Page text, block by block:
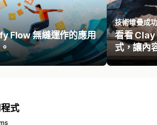
Flow 無縫運作的應用
技術堆疊成
看看
式，讓內
式